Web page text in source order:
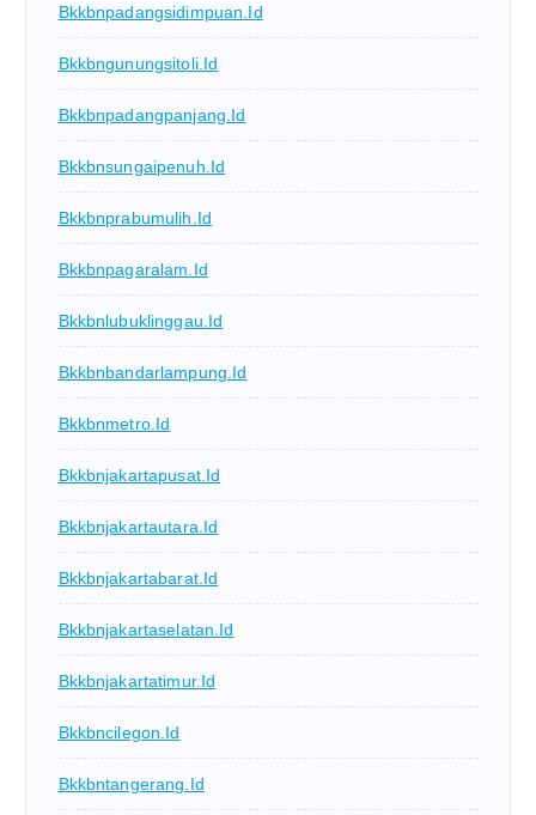
Bkkbnpadangsidimpuan.id
Bkkbngunungsitoli.id
Bkkbnpadangpanjang.id
Bkkbnsungaipenuh.id
Bkkbnprabumulih.id
Bkkbnpagaralam.id
Bkkbnlubuklinggau.id
Bkkbnbandarlampung.id
Bkkbnmetro.id
Bkkbnjakartapusat.id
Bkkbnjakartautara.id
Bkkbnjakartabarat.id
Bkkbnjakartaselatan.id
Bkkbnjakartatimur.id
Bkkbncilegon.id
Bkkbntangerang.id